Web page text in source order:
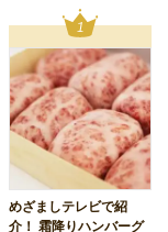
めざましテレビで紹
介！ 霜降りハンバーグ